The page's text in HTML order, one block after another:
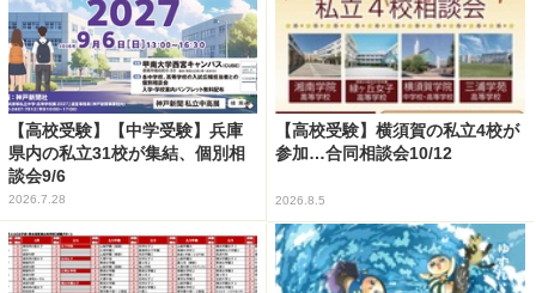
【高校受験】【中学受験】兵庫
県内の私立31校が集結、個別相
談会9/6
2026.7.28
【高校受験】横須賀の私立4校が
参加…合同相談会10/12
2026.8.5